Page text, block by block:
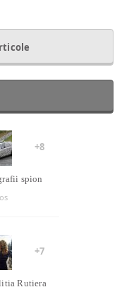
+8
spion
+7
Rutiera